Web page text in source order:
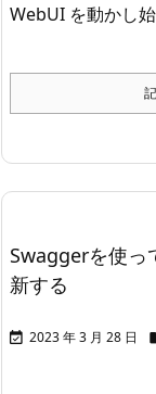
WebUI を動かし
Swaggerを使っ
新する
 2023 年 3 月 28 日